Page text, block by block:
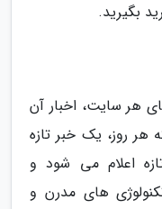
بگیرید.
هر سایت، اخبار آن
روز، یک خبر تازه
اعلام می شود و
های مدرن و